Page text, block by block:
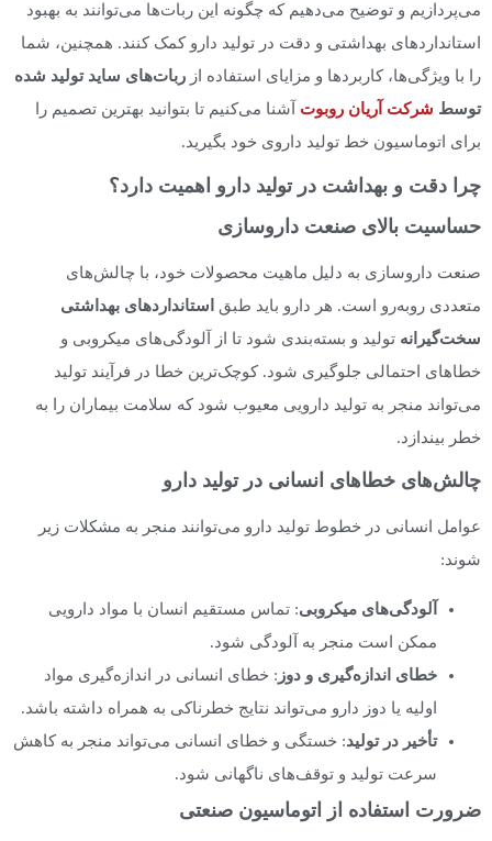
می‌پردازیم و توضیح می‌دهیم که چگونه این ربات‌ها می‌توانند به بهبود
استانداردهای بهداشتی و دقت در تولید دارو کمک کنند. همچنین، شما
را با ویژگی‌ها، کاربردها و مزایای استفاده از ربات‌های ساید تولید شده
توسط شرکت آریان روبوت آشنا می‌کنیم تا بتوانید بهترین تصمیم را
برای اتوماسیون خط تولید داروی خود بگیرید.
چرا دقت و بهداشت در تولید دارو اهمیت دارد؟
حساسیت بالای صنعت داروسازی
صنعت داروسازی به دلیل ماهیت محصولات خود، با چالش‌های
متعددی روبه‌رو است. هر دارو باید طبق
استانداردهای بهداشتی
سخت‌گیرانه تولید و بسته‌بندی شود تا از آلودگی‌های میکروبی و
خطاهای احتمالی جلوگیری شود. کوچک‌ترین خطا در فرآیند تولید
می‌تواند منجر به تولید دارویی معیوب شود که سلامت بیماران را به
خطر بیندازد.
چالش‌های خطاهای انسانی در تولید دارو
عوامل انسانی در خطوط تولید دارو می‌توانند منجر به مشکلات زیر
شوند:
آلودگی‌های میکروبی: تماس مستقیم انسان با مواد دارویی
ممکن است منجر به آلودگی شود.
خطای اندازه‌گیری و دوز : خطای انسانی در اندازه‌گیری مواد
اولیه یا دوز دارو می‌تواند نتایج خطرناکی به همراه داشته باشد.
تأخیر در تولید: خستگی و خطای انسانی می‌تواند منجر به کاهش
سرعت تولید و توقف‌های ناگهانی شود.
ضرورت استفاده از اتوماسیون صنعتی